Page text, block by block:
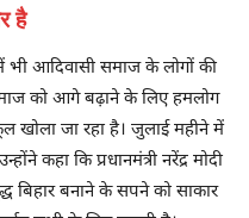
है
भी आदिवासी समाज के लोगों की
को आगे बढ़ाने के लिए हमलोग
खोला जा रहा है। जुलाई महीने में
कहा कि प्रधानमंत्री नरेंद्र मोदी
बिहार बनाने के सपने को साकार